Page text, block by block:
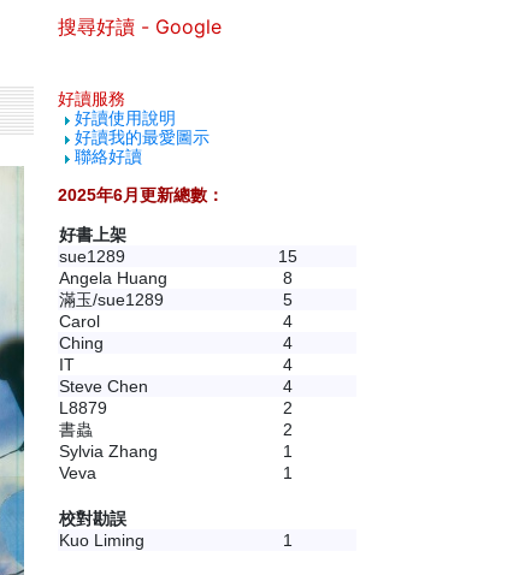
搜尋好讀 - Google
好讀服務
好讀使用說明
好讀我的最愛圖示
聯絡好讀
2025年6月更新總數：
好書上架
sue1289
15
Angela Huang
8
滿玉/sue1289
5
Carol
4
Ching
4
IT
4
Steve Chen
4
L8879
2
書蟲
2
Sylvia Zhang
1
Veva
1
校對勘誤
Kuo Liming
1